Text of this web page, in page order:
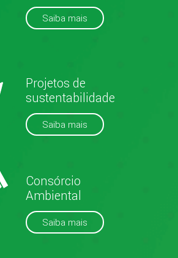
Saiba mais
Projetos de
sustentabilidade
Saiba mais
Consórcio
Ambiental
Saiba mais